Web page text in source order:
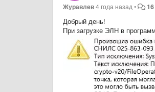
Журавлев4 года назад • 16
Добрый день!
При загрузке ЭЛН в